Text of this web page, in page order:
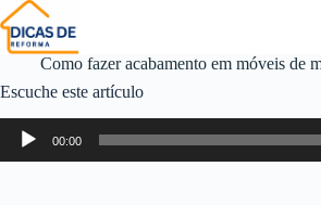
Como fazer acabamento em móveis de
Escuche este artículo
Reproductor
audio
00:00